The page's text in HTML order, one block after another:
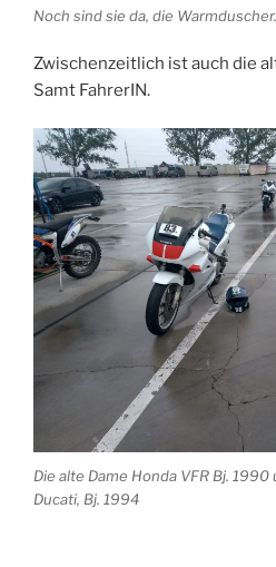
Noch sind sie da, die Warmduscher.
Zwischenzeitlich ist auch die
Samt FahrerIN.
Die alte Dame Honda VFR Bj.
Ducati, Bj. 1994